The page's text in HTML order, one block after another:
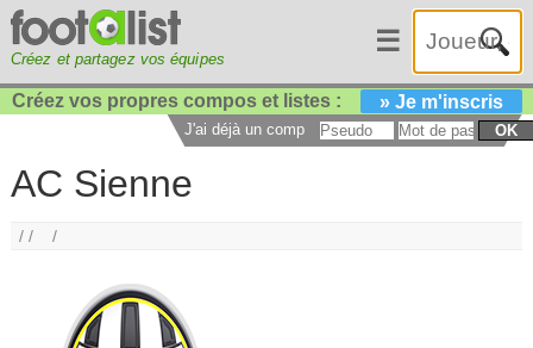
Créez et partagez vos équipes
☰
Créez vos propres compos et listes : » Je m'inscris
J'ai déjà un compte : OK
AC Sienne
/ / /